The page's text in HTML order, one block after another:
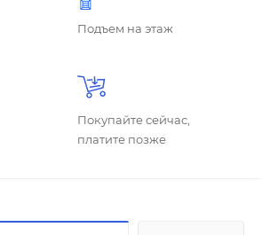
Подъем на этаж
Покупайте сейчас,
платите позже